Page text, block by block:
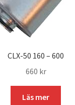
CLX-50 160 – 600
660 kr
Läs mer